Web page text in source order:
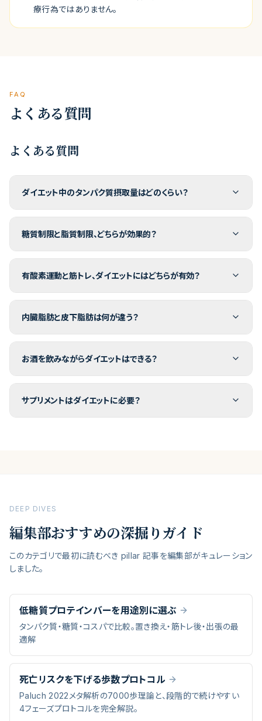
療行為ではありません。
FAQ
よくある質問
よくある質問
ダイエット中のタンパク質摂取量はどのくらい？
糖質制限と脂質制限、どちらが効果的？
有酸素運動と筋トレ、ダイエットにはどちらが有効？
内臓脂肪と皮下脂肪は何が違う？
お酒を飲みながらダイエットはできる？
サプリメントはダイエットに必要？
DEEP DIVES
編集部おすすめの深掘りガイド
このカテゴリで最初に読むべき pillar 記事を編集部がキュレーション
しました。
低糖質プロテインバーを用途別に選ぶ
タンパク質・糖質・コスパで比較。置き換え・筋トレ後・出張の最
適解
死亡リスクを下げる歩数プロトコル
Paluch 2022メタ解析の7000歩理論と、段階的で続けやすい
4フェーズプロトコルを完全解説。